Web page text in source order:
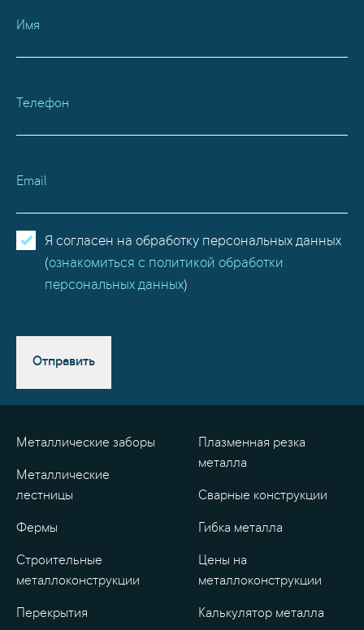
Имя
Телефон
Email
Я согласен на обработку персональных данных
(ознакомиться с политикой обработки
персональных данных)
Отправить
Металлические заборы
Металлические
лестницы
Фермы
Строительные
металлоконструкции
Перекрытия
Плазменная резка
металла
Сварные конструкции
Гибка металла
Цены на
металлоконструкции
Калькулятор металла